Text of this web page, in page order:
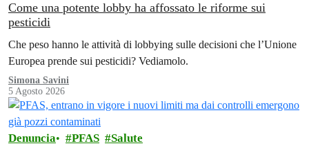
Come una potente lobby ha affossato le riforme sui
pesticidi
Che peso hanno le attività di lobbying sulle decisioni che l’Unione
Europea prende sui pesticidi? Vediamolo.
Simona Savini
5 Agosto 2026
Denuncia PFAS Salute